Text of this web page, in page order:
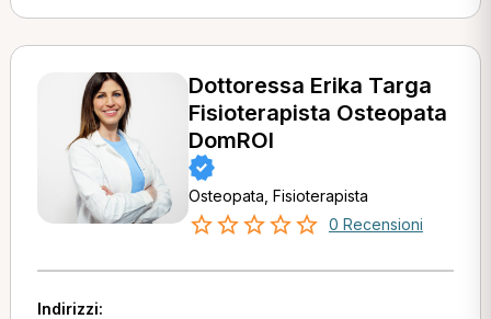
Dottoressa Erika Targa
Fisioterapista Osteopata
DomROI
Osteopata, Fisioterapista
0 Recensioni
Indirizzi: